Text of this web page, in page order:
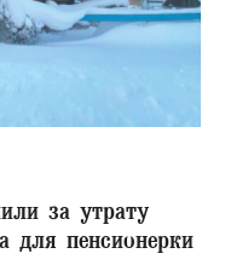
за утрату
для пенсионерки